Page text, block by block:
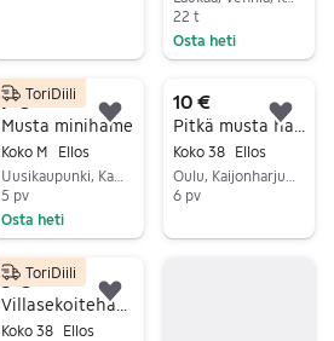
22 t
Osta heti
7 €
Musta minihame
Koko M
Ellos
5 pv
Osta heti
ToriDiili
Lisää suosikiksi.
10 €
Koko 38
Ellos
6 pv
5 €
Koko 38
Ellos
ToriDiili